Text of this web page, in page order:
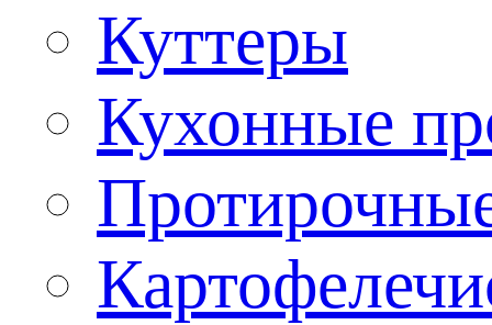
Куттеры
Кухонные